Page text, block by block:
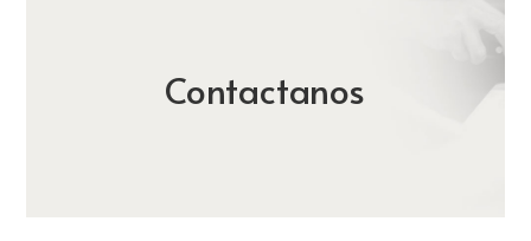
Contactanos